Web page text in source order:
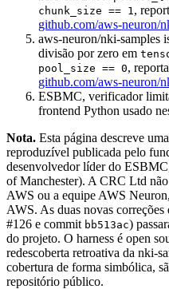
chunk_size == 1 ,
github.com/aws-neuron/
aws-neuron/nki-samples
divisão por zero em
pool_size == 0,
github.com/aws-neuron/
ESBMC, verificador
frontend Python usado
Nota. Esta página descreve
reproduzível publicada pelo
desenvolvedor líder do
of Manchester). A CRC Ltd
AWS ou a equipe AWS
AWS. As duas novas
#126 e commit bb513ac)
do projeto. O harness é open
redescoberta retroativa da nki-
cobertura de forma simbólica,
repositório público.